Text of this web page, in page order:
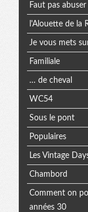
Faut pas abuser
l'Alouette de la
Je vous mets
Familiale
… de cheval
WC54
Sous le pont
Populaires
Les Vintage
Chambord
Comment on
années 30